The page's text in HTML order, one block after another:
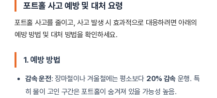
포트홀 사고 예방 및 대처 요령
포트홀 사고를 줄이고, 사고 발생 시 효과적으로 대응하려면 아래의
예방 방법 및 대처 방법을 확인하세요.
1. 예방 방법
감속 운전: 장마철이나 겨울철에는 평소보다 20% 감속 운행. 특
히 물이 고인 구간은 포트홀이 숨겨져 있을 가능성 높음.